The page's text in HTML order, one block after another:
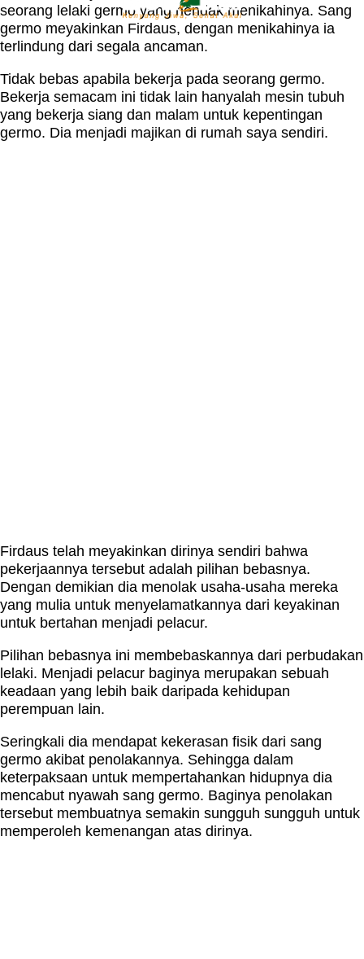
seorang lelaki germo yang hendak menikahinya. Sang
germo meyakinkan Firdaus, dengan menikahinya ia
terlindung dari segala ancaman.
Tidak bebas apabila bekerja pada seorang germo.
Bekerja semacam ini tidak lain hanyalah mesin tubuh
yang bekerja siang dan malam untuk kepentingan
germo. Dia menjadi majikan di rumah saya sendiri.
Firdaus telah meyakinkan dirinya sendiri bahwa
pekerjaannya tersebut adalah pilihan bebasnya.
Dengan demikian dia menolak usaha-usaha mereka
yang mulia untuk menyelamatkannya dari keyakinan
untuk bertahan menjadi pelacur.
Pilihan bebasnya ini membebaskannya dari perbudakan
lelaki. Menjadi pelacur baginya merupakan sebuah
keadaan yang lebih baik daripada kehidupan
perempuan lain.
Seringkali dia mendapat kekerasan fisik dari sang
germo akibat penolakannya. Sehingga dalam
keterpaksaan untuk mempertahankan hidupnya dia
mencabut nyawah sang germo. Baginya penolakan
tersebut membuatnya semakin sungguh sungguh untuk
memperoleh kemenangan atas dirinya.